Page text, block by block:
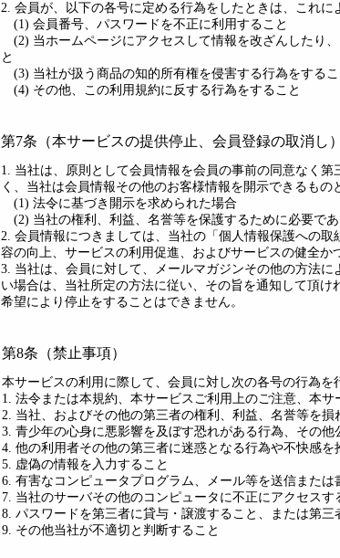
2. 会員が、以下の各号に定める行為をしたときは、これに
(1) 会員番号、パスワードを不正に利用すること
(2) 当ホームページにアクセスして情報を改ざんしたり
と
(3) 当社が扱う商品の知的所有権を侵害する行為をするこ
(4) その他、この利用規約に反する行為をすること
第7条（本サービスの提供停止、会員登録の取消し）
1. 当社は、原則として会員情報を会員の事前の同意なく
く、当社は会員情報その他のお客様情報を開示できるもの
(1) 法令に基づき開示を求められた場合
(2) 当社の権利、利益、名誉等を保護するために必要で
2. 会員情報につきましては、当社の「個人情報保護への
容の向上、サービスの利用促進、およびサービスの健全
3. 当社は、会員に対して、メールマガジンその他の方法
い場合は、当社所定の方法に従い、その旨を通知して頂
希望により停止をすることはできません。
第8条（禁止事項）
本サービスの利用に際して、会員に対し次の各号の行為を
1. 法令または本規約、本サービスご利用上のご注意、本
2. 当社、およびその他の第三者の権利、利益、名誉等を損
3. 青少年の心身に悪影響を及ぼす恐れがある行為、その他
4. 他の利用者その他の第三者に迷惑となる行為や不快感を
5. 虚偽の情報を入力すること
6. 有害なコンピュータプログラム、メール等を送信または
7. 当社のサーバその他のコンピュータに不正にアクセスす
8. パスワードを第三者に貸与・譲渡すること、または第三
9. その他当社が不適切と判断すること